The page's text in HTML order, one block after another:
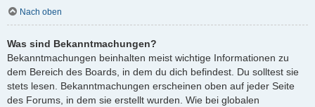
Nach oben
Was sind Bekanntmachungen?
Bekanntmachungen beinhalten meist wichtige Informationen zu
dem Bereich des Boards, in dem du dich befindest. Du solltest sie
stets lesen. Bekanntmachungen erscheinen oben auf jeder Seite
des Forums, in dem sie erstellt wurden. Wie bei globalen